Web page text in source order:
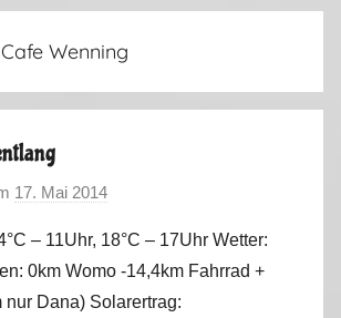
Cafe Wenning
17. Mai 2014
n
M
a
– 11Uhr, 18°C – 17Uhr Wetter:
0km Womo -14,4km Fahrrad +
nur Dana) Solarertrag: